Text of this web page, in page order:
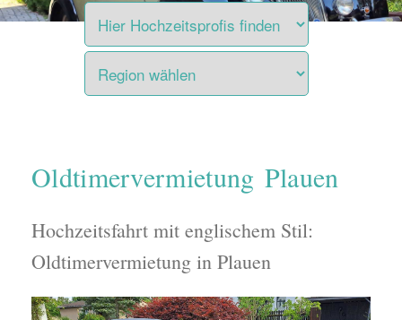
Oldtimervermietung Plauen
Hochzeitsfahrt mit englischem Stil:
Oldtimervermietung in Plauen